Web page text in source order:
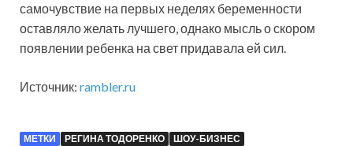
самочувствие на первых неделях беременности
оставляло желать лучшего, однако мысль о скором
появлении ребенка на свет придавала ей сил.
Источник: rambler.ru
МЕТКИ РЕГИНА ТОДОРЕНКО ШОУ-БИЗНЕС